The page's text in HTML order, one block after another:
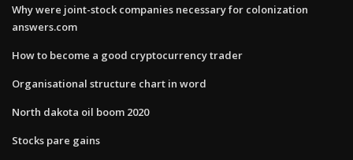
Why were joint-stock companies necessary for colonization
answers.com
How to become a good cryptocurrency trader
Organisational structure chart in word
North dakota oil boom 2020
Stocks pare gains